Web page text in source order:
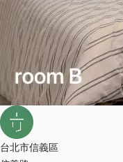
台北市信義區